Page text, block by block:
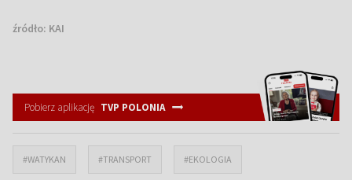
źródło: KAI
Pobierz aplikację TVP POLONIA
#WATYKAN #TRANSPORT #EKOLOGIA